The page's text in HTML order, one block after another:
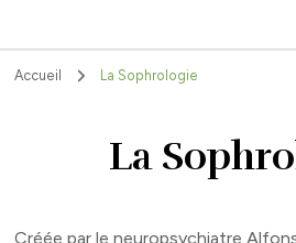
Accueil La Sophrologie
La
Créée par le neuropsychiatre